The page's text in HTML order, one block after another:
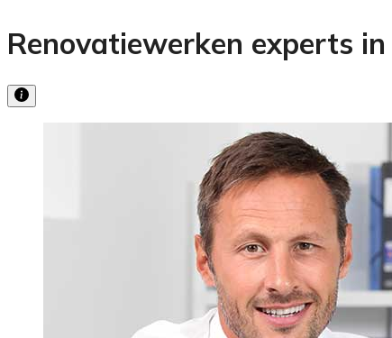
Renovatiewerken experts